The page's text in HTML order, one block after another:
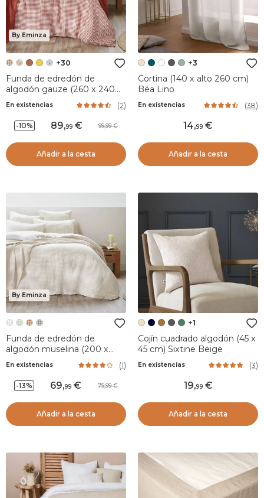
By Eminza
+30
Funda de edredón de
algodón gauze (260 x 240
cm) Gaïa vichy Terracota
En existencias (2)
-10% 89,99 99,99
Añadir a la cesta
+3
Cortina (140 x alto 260 cm)
Béa Lino
En existencias (38)
14,99
Añadir a la cesta
By Eminza
Funda de edredón de
algodón muselina (200 x
200 cm) Gaïa vichy Beige
En existencias (1)
-13% 69,99 79,99
Añadir a la cesta
+1
Cojín cuadrado algodón (45 x
45 cm) Sixtine Beige
En existencias (3)
19,99
Añadir a la cesta